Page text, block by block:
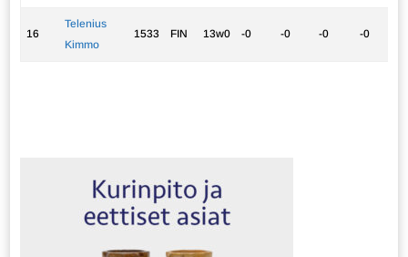
16
Telenius
Kimmo
1533 FIN 13w0 -0 -0 -0 -0